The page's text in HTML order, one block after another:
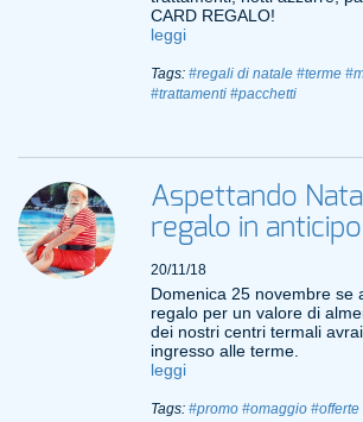
CARD REGALO!
leggi
Tags: #regali di natale #terme
#trattamenti #pacchetti
Aspettando
regalo in
20/11/18
Domenica 25 novembre se
regalo per un valore di
dei nostri centri termali
ingresso alle terme.
leggi
Tags: #promo #omaggio #offerte